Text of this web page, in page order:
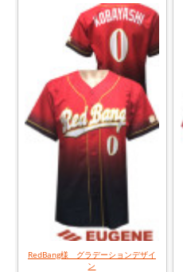
RedBang様 グラデーションデザイ
ン